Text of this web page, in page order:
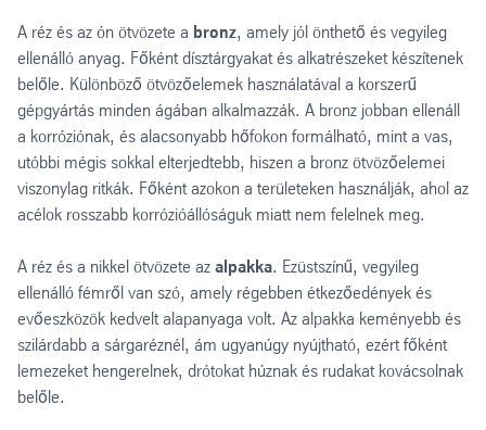
A réz és az ón ötvözete a bronz, amely jól önthető és vegyileg
ellenálló anyag. Főként dísztárgyakat és alkatrészeket készítenek
belőle. Különböző ötvözőelemek használatával a korszerű
gépgyártás minden ágában alkalmazzák. A bronz jobban ellenáll
a korróziónak, és alacsonyabb hőfokon formálható, mint a vas,
utóbbi mégis sokkal elterjedtebb, hiszen a bronz ötvözőelemei
viszonylag ritkák. Főként azokon a területeken használják, ahol az
acélok rosszabb korrózióállóságuk miatt nem felelnek meg.
A réz és a nikkel ötvözete az alpakka. Ezüstszínű, vegyileg
ellenálló fémről van szó, amely régebben étkezőedények és
evőeszközök kedvelt alapanyaga volt. Az alpakka keményebb és
szilárdabb a sárgaréznél, ám ugyanúgy nyújtható, ezért főként
lemezeket hengerelnek, drótokat húznak és rudakat kovácsolnak
belőle.